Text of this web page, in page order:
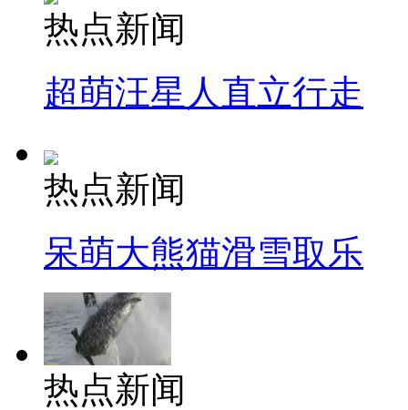
热点新闻
超萌汪星人直立行走
热点新闻
呆萌大熊猫滑雪取乐
热点新闻